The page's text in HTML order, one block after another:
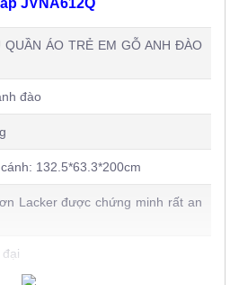
JVNA612Q
ÁO TRẺ EM GỖ ANH ĐÀO
đào
132.5*63.3*200cm
được chứng minh rất an